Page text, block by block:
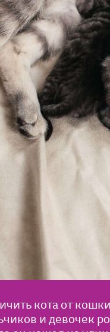
кота от
и девочек